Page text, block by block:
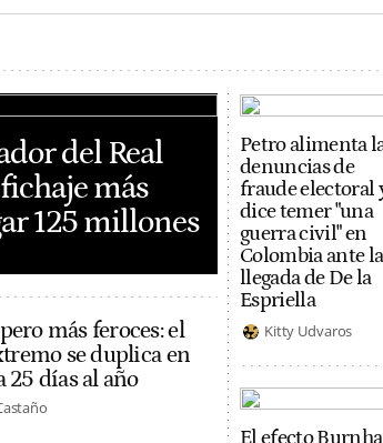
del Real
más
125 millones
más feroces: el
se duplica en
25 días al año
Petro alimenta
denuncias de
fraude electoral
dice temer "una
guerra civil" en
Colombia ante la
llegada de De la
Espriella
Kitty Udvaros
El efecto